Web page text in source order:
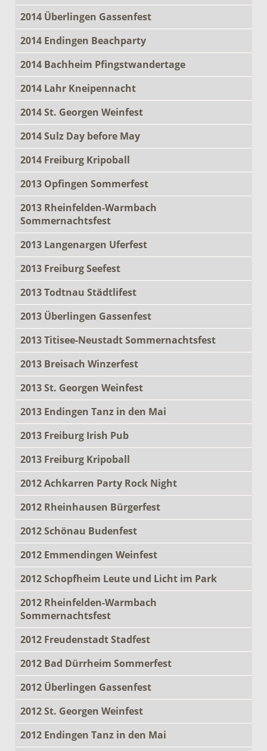
2014 Überlingen Gassenfest
2014 Endingen Beachparty
2014 Bachheim Pfingstwandertage
2014 Lahr Kneipennacht
2014 St. Georgen Weinfest
2014 Sulz Day before May
2014 Freiburg Kripoball
2013 Opfingen Sommerfest
2013 Rheinfelden-Warmbach
Sommernachtsfest
2013 Langenargen Uferfest
2013 Freiburg Seefest
2013 Todtnau Städtlifest
2013 Überlingen Gassenfest
2013 Titisee-Neustadt Sommernachtsfest
2013 Breisach Winzerfest
2013 St. Georgen Weinfest
2013 Endingen Tanz in den Mai
2013 Freiburg Irish Pub
2013 Freiburg Kripoball
2012 Achkarren Party Rock Night
2012 Rheinhausen Bürgerfest
2012 Schönau Budenfest
2012 Emmendingen Weinfest
2012 Schopfheim Leute und Licht im Park
2012 Rheinfelden-Warmbach
Sommernachtsfest
2012 Freudenstadt Stadfest
2012 Bad Dürrheim Sommerfest
2012 Überlingen Gassenfest
2012 St. Georgen Weinfest
2012 Endingen Tanz in den Mai